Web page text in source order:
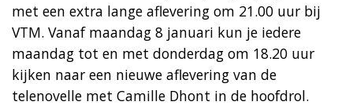
met een extra lange aflevering om 21.00 uur bij
VTM. Vanaf maandag 8 januari kun je iedere
maandag tot en met donderdag om 18.20 uur
kijken naar een nieuwe aflevering van de
telenovelle met Camille Dhont in de hoofdrol.